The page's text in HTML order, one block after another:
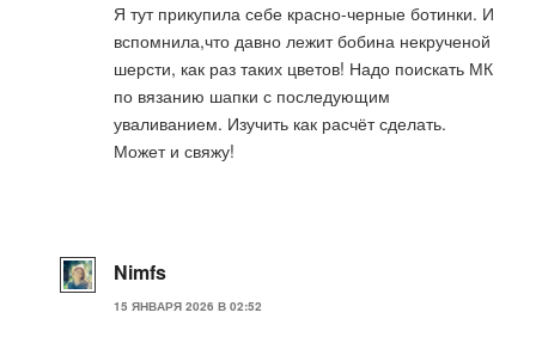
Я тут прикупила себе красно-черные ботинки. И
вспомнила,что давно лежит бобина некрученой
шерсти, как раз таких цветов! Надо поискать МК
по вязанию шапки с последующим
уваливанием. Изучить как расчёт сделать.
Может и свяжу!
Nimfs
15 ЯНВАРЯ 2026 В 02:52